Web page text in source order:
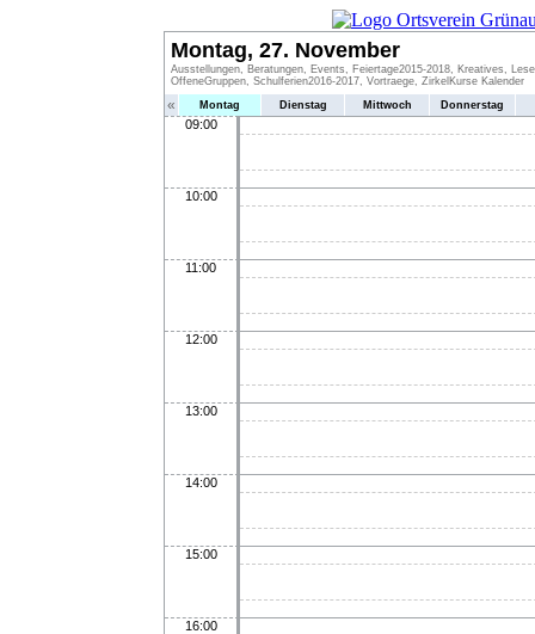
Montag, 27. November
Ausstellungen, Beratungen, Events, Feiertage2015-2018, Kreatives,
OffeneGruppen, Schulferien2016-2017, Vortraege, ZirkelKurse Kalender
« Montag Dienstag Mittwoch Donnerstag
09:00
10:00
11:00
12:00
13:00
14:00
15:00
16:00